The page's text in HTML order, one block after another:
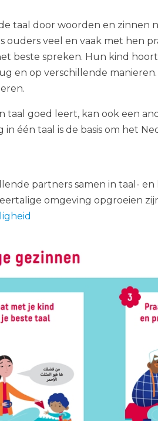
taal door woorden en zinnen
ouders veel en vaak met hen
beste spreken. Hun kind
en op verschillende
taal goed leert, kan ook een
één taal is de basis om het
partners samen in taal-
omgeving opgroeien